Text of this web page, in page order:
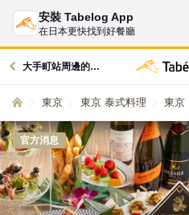
安裝 Tabelog App
在日本更快找到好餐廳
大手町站周邊的美食
東京 東京 泰式料理 東京
官方消息